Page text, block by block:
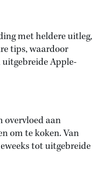
met heldere uitleg,
tips, waardoor
Apple-
overvloed aan
om te koken. Van
tot uitgebreide